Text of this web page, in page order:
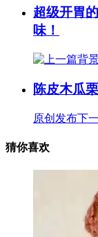
超级开胃
味！
陈皮木瓜
原创发布下
猜你喜欢